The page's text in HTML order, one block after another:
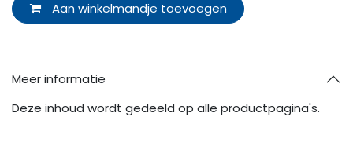
Aan winkelmandje toevoegen
Meer informatie
Deze inhoud wordt gedeeld op alle productpagina's.